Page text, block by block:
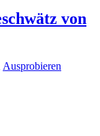
von
Ausprobieren